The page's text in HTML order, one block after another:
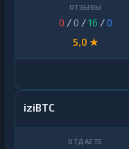
0 / 0 /16 /0
5,0 ★
iziBTC